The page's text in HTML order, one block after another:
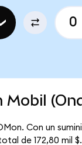
Con un
de 172,80 mil $.